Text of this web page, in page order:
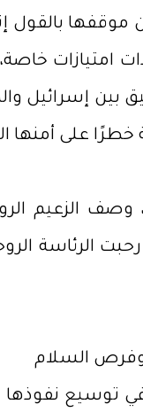
امتيازات
بين إسرائيل
خطرًا على أمنها
وصف الزعيم
رحبت الرئاسة
وفرص السلام
توسيع نفوذها